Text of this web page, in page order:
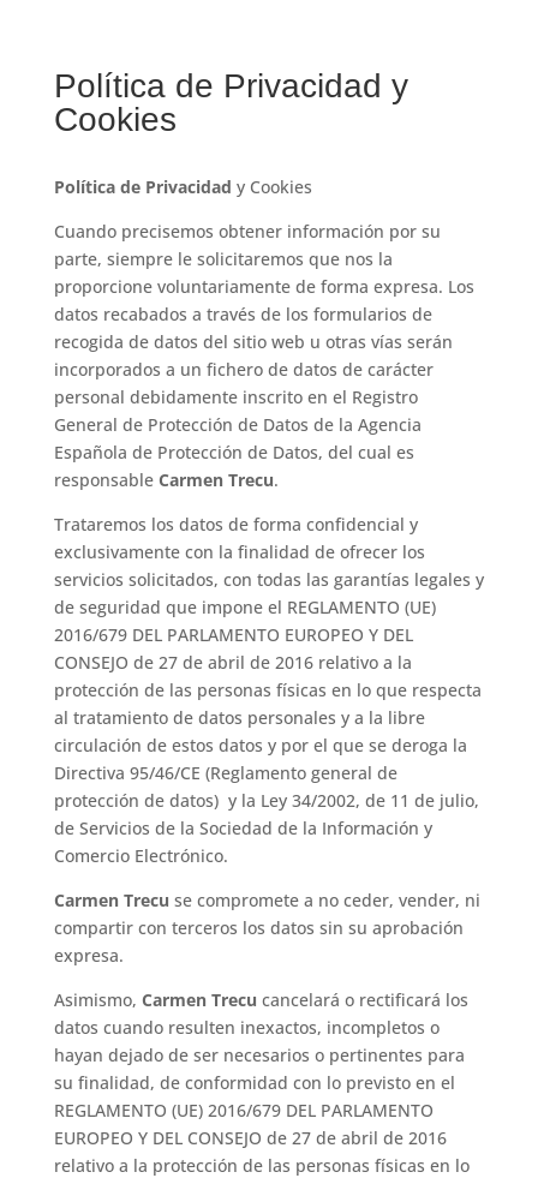
Política de Privacidad y
Cookies
Política de Privacidad y Cookies
Cuando precisemos obtener información por su
parte, siempre le solicitaremos que nos la
proporcione voluntariamente de forma expresa. Los
datos recabados a través de los formularios de
recogida de datos del sitio web u otras vías serán
incorporados a un fichero de datos de carácter
personal debidamente inscrito en el Registro
General de Protección de Datos de la Agencia
Española de Protección de Datos, del cual es
responsable Carmen Trecu.
Trataremos los datos de forma confidencial y
exclusivamente con la finalidad de ofrecer los
servicios solicitados, con todas las garantías legales y
de seguridad que impone el REGLAMENTO (UE)
2016/679 DEL PARLAMENTO EUROPEO Y DEL
CONSEJO de 27 de abril de 2016 relativo a la
protección de las personas físicas en lo que respecta
al tratamiento de datos personales y a la libre
circulación de estos datos y por el que se deroga la
Directiva 95/46/CE (Reglamento general de
protección de datos) y la Ley 34/2002, de 11 de julio,
de Servicios de la Sociedad de la Información y
Comercio Electrónico.
Carmen Trecu se compromete a no ceder, vender, ni
compartir con terceros los datos sin su aprobación
expresa.
Asimismo, Carmen Trecu cancelará o rectificará los
datos cuando resulten inexactos, incompletos o
hayan dejado de ser necesarios o pertinentes para
su finalidad, de conformidad con lo previsto en el
REGLAMENTO (UE) 2016/679 DEL PARLAMENTO
EUROPEO Y DEL CONSEJO de 27 de abril de 2016
relativo a la protección de las personas físicas en lo